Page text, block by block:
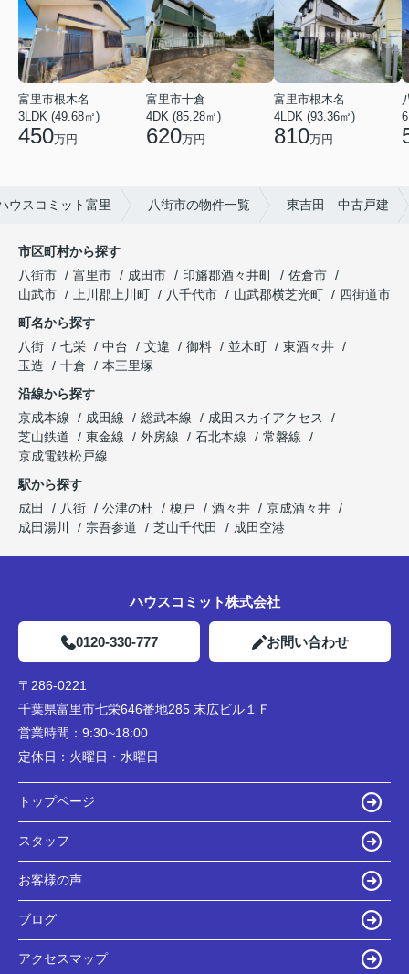
富里市根木名
3LDK (49.68㎡)
450万円
富里市十倉
4DK (85.28㎡)
620万円
富里市根木名
4LDK (93.36㎡)
810万円
ウスコミット富里 八街市の物件一覧 東吉田 中古戸建
市区町村から探す
八街市
富里市 成田市 印旛郡酒々井町
佐倉市
山武市
上川郡上川町 八千代市 山武郡横芝光町
四街道市
町名から探す
八街
七栄 中台 文違 御料 並木町
東酒々井
玉造
十倉
本三里塚
沿線から探す
京成本線
成田線 総武本線
成田スカイアクセス
芝山鉄道
東金線 外房線 石北本線
常磐線
京成電鉄松戸線
駅から探す
成田
八街 公津の杜 榎戸 酒々井
京成酒々井
成田湯川
宗吾参道 芝山千代田 成田空港
ハウスコミット株式会社
0120-330-777 お問い合わせ
〒286-0221
千葉県富里市七栄646番地285 末広ビル１Ｆ
営業時間： 9:30~18:00
定休日： 火曜日・水曜日
トップページ
スタッフ
お客様の声
ブログ
アクセスマップ